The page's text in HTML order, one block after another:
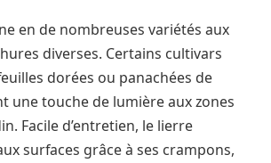
en de nombreuses variétés aux
diverses. Certains cultivars
dorées ou panachées de
une touche de lumière aux zones
Facile d’entretien, le lierre
surfaces grâce à ses crampons,